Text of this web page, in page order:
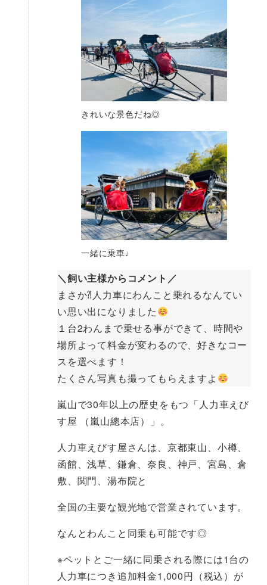
きれいな景色だね◎
一緒に乗車♩
＼飼い主様からコメント／
まさか⁈人力車にわんこと乗れるなんてい
い思い出になりました
１台2わんまで乗せる事ができて、時間や
場所よって料金が変わるので、好きなコー
スを選べます！
たくさん写真も撮ってもらえますよ
嵐山で30年以上の歴史をもつ「人力車えび
す屋 （嵐山總本店）」。
人力車えびす屋さんは、京都東山、小樽、
函館、浅草、鎌倉、奈良、神戸、宮島、倉
敷、関門、湯布院と
全国の主要な観光地で営業されています。
なんとわんこと同乗も可能です◎
※ペットとご一緒に同乗される際には1台の
人力車につき追加料金1,000円（税込）が